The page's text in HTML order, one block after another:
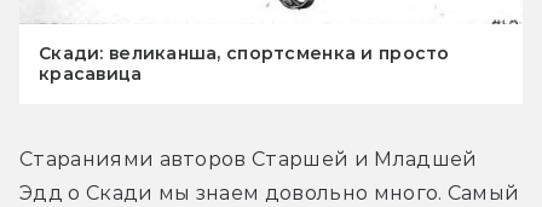
Скади: великанша, спортсменка и просто
красавица
Стараниями авторов Старшей и Младшей
Эдд о Скади мы знаем довольно много. Самый